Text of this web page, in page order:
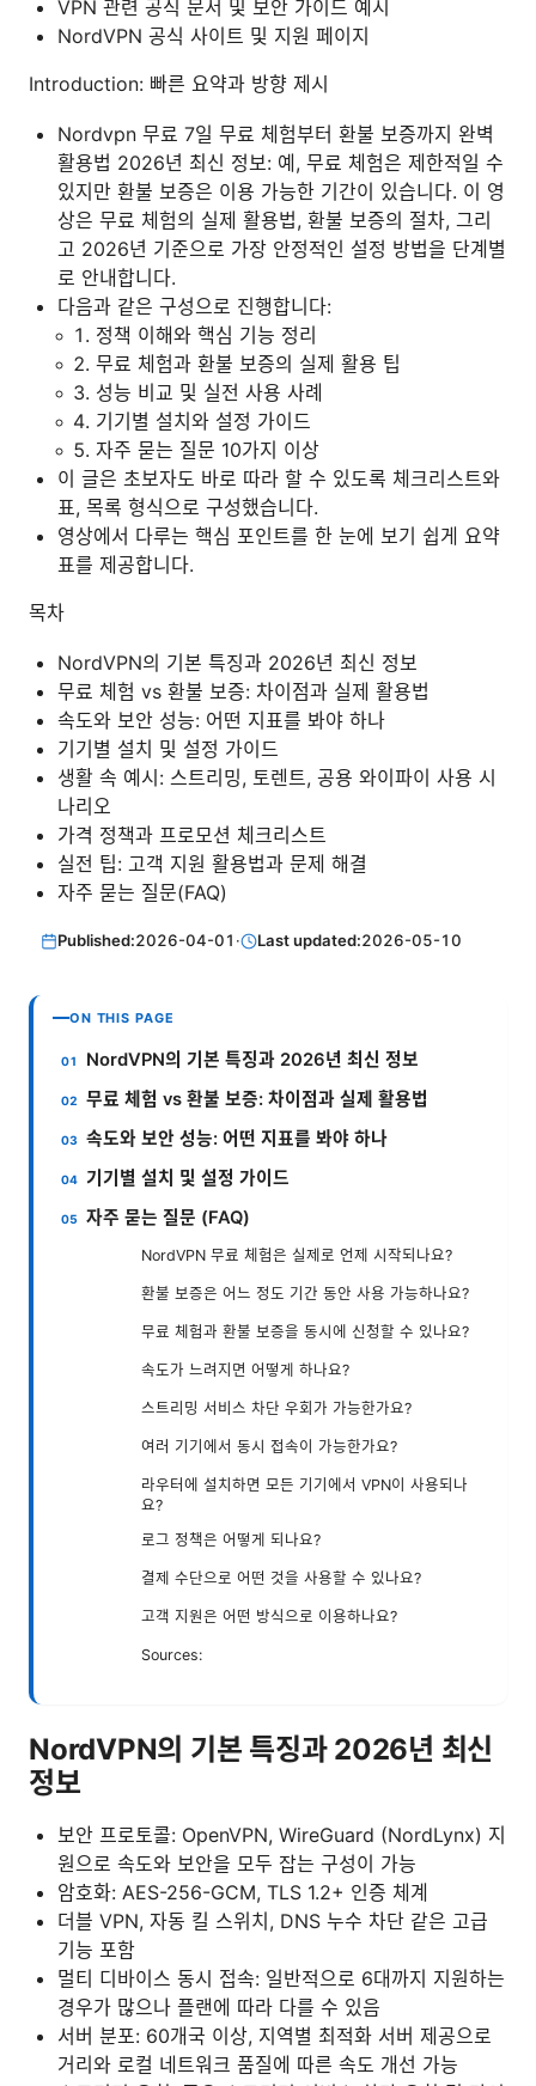
VPN 관련 공식 문서 및 보안 가이드 예시
NordVPN 공식 사이트 및 지원 페이지
Introduction: 빠른 요약과 방향 제시
Nordvpn 무료 7일 무료 체험부터 환불 보증까지 완벽
활용법 2026년 최신 정보: 예, 무료 체험은 제한적일 수
있지만 환불 보증은 이용 가능한 기간이 있습니다. 이 영
상은 무료 체험의 실제 활용법, 환불 보증의 절차, 그리
고 2026년 기준으로 가장 안정적인 설정 방법을 단계별
로 안내합니다.
다음과 같은 구성으로 진행합니다:
정책 이해와 핵심 기능 정리
무료 체험과 환불 보증의 실제 활용 팁
성능 비교 및 실전 사용 사례
기기별 설치와 설정 가이드
자주 묻는 질문 10가지 이상
이 글은 초보자도 바로 따라 할 수 있도록 체크리스트와
표, 목록 형식으로 구성했습니다.
영상에서 다루는 핵심 포인트를 한 눈에 보기 쉽게 요약
표를 제공합니다.
목차
NordVPN의 기본 특징과 2026년 최신 정보
무료 체험 vs 환불 보증: 차이점과 실제 활용법
속도와 보안 성능: 어떤 지표를 봐야 하나
기기별 설치 및 설정 가이드
생활 속 예시: 스트리밍, 토렌트, 공용 와이파이 사용 시
나리오
가격 정책과 프로모션 체크리스트
실전 팁: 고객 지원 활용법과 문제 해결
자주 묻는 질문(FAQ)
Published:2026-04-01 · Last updated:2026-05-10
ON THIS PAGE
NordVPN의 기본 특징과 2026년 최신 정보
무료 체험 vs 환불 보증: 차이점과 실제 활용법
속도와 보안 성능: 어떤 지표를 봐야 하나
기기별 설치 및 설정 가이드
자주 묻는 질문 (FAQ)
NordVPN 무료 체험은 실제로 언제 시작되나요?
환불 보증은 어느 정도 기간 동안 사용 가능하나요?
무료 체험과 환불 보증을 동시에 신청할 수 있나요?
속도가 느려지면 어떻게 하나요?
스트리밍 서비스 차단 우회가 가능한가요?
여러 기기에서 동시 접속이 가능한가요?
라우터에 설치하면 모든 기기에서 VPN이 사용되나
요?
로그 정책은 어떻게 되나요?
결제 수단으로 어떤 것을 사용할 수 있나요?
고객 지원은 어떤 방식으로 이용하나요?
Sources:
NordVPN의 기본 특징과 2026년 최신
정보
보안 프로토콜: OpenVPN, WireGuard (NordLynx) 지
원으로 속도와 보안을 모두 잡는 구성이 가능
암호화: AES-256-GCM, TLS 1.2+ 인증 체계
더블 VPN, 자동 킬 스위치, DNS 누수 차단 같은 고급
기능 포함
멀티 디바이스 동시 접속: 일반적으로 6대까지 지원하는
경우가 많으나 플랜에 따라 다를 수 있음
서버 분포: 60개국 이상, 지역별 최적화 서버 제공으로
거리와 로컬 네트워크 품질에 따른 속도 개선 가능